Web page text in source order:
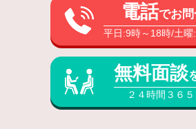
電話でお
平日:9時～18時/土
無料面談
２４時間３６